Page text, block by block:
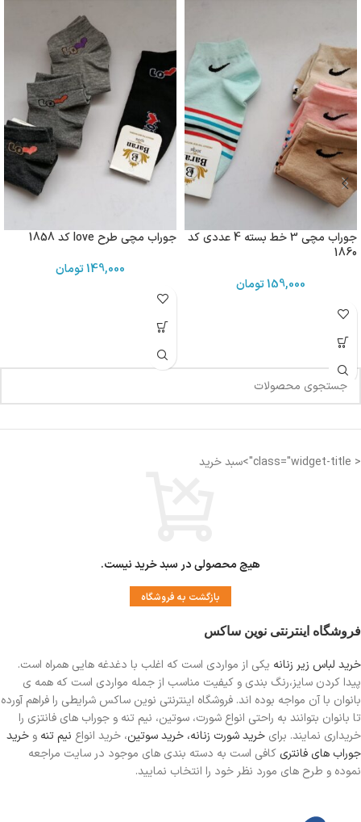
جوراب مچی 3 خط بسته 4 عددی کد
1860
159,000تومان
جوراب مچی طرح love کد 1858
149,000تومان
< class="widget-title">سبد خرید
هیچ محصولی در سبد خرید نیست.
بازگشت به فروشگاه
فروشگاه اینترنتی نوین ساکس
خرید لباس زیر زنانه یکی از مواردی است که اغلب با دغدغه هایی همراه است.
پیدا کردن سایز،رنگ بندی و کیفیت مناسب از جمله مواردی است که همه ی
بانوان با آن مواجه بوده اند. فروشگاه اینترنتی نوین ساکس شرایطی را فراهم آورده
تا بانوان بتوانند به راحتی انواع شورت، سوتین، نیم تنه و جوراب های فانتزی را
خریداری نمایند. برای خرید شورت زنانه، خرید سوتین، خرید انواع نیم تنه و خرید
جوراب های فانتری کافی است به دسته بندی های موجود در سایت مراجعه
نموده و طرح های مورد نظر خود را انتخاب نمایید.